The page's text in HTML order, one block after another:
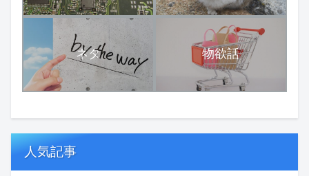
ネタ 物欲話
人気記事